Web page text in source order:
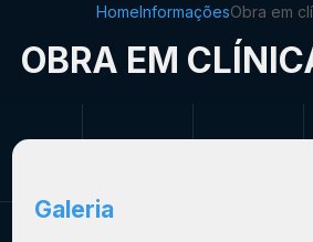
HomeInformaçõesObra em
OBRA EM
Galeria